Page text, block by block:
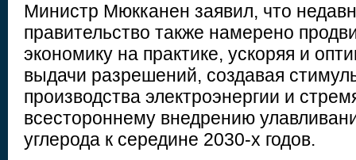
Министр Мюкканен заявил, что
правительство также намерено
экономику на практике, ускоряя и
выдачи разрешений, создавая
производства электроэнергии и
всестороннему внедрению
углерода к середине 2030-х годов.